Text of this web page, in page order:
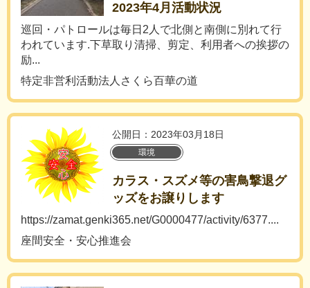
2023年4月活動状況
巡回・パトロールは毎日2人で北側と南側に別れて行
われています.下草取り清掃、剪定、利用者への挨拶の
励...
特定非営利活動法人さくら百華の道
公開日：2023年03月18日
環境
カラス・スズメ等の害鳥撃退グ
ッズをお譲りします
https://zamat.genki365.net/G0000477/activity/6377....
座間安全・安心推進会